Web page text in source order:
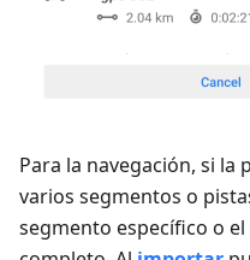
Para la navegación, si la
varios segmentos o
segmento específico o